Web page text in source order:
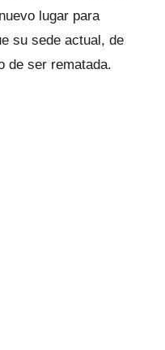
lugar para
su sede actual, de
de ser rematada.